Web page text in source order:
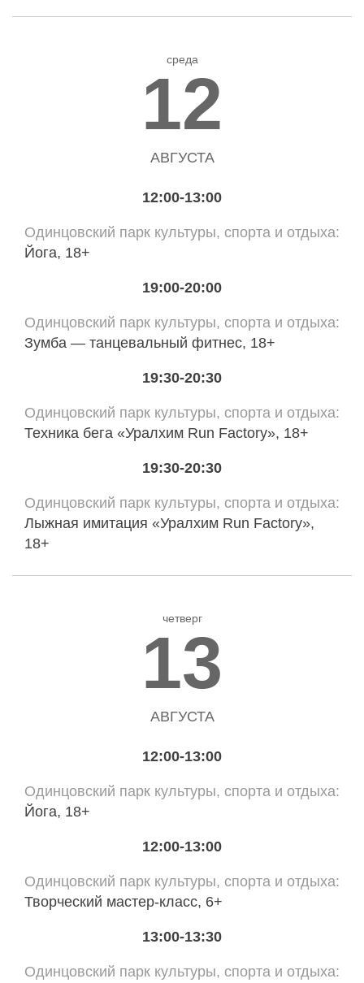
среда
12
АВГУСТА
12:00-13:00
Одинцовский парк культуры, спорта и отдыха
Йога, 18+
19:00-20:00
Одинцовский парк культуры, спорта и отдыха
Зумба — танцевальный фитнес, 18+
19:30-20:30
Одинцовский парк культуры, спорта и отдыха
Техника бега «Уралхим Run Factory», 18+
19:30-20:30
Одинцовский парк культуры, спорта и отдыха
Лыжная имитация «Уралхим Run Factory»,
18+
четверг
13
АВГУСТА
12:00-13:00
Одинцовский парк культуры, спорта и отдыха
Йога, 18+
12:00-13:00
Одинцовский парк культуры, спорта и отдыха
Творческий мастер-класс, 6+
13:00-13:30
Одинцовский парк культуры, спорта и отдыха